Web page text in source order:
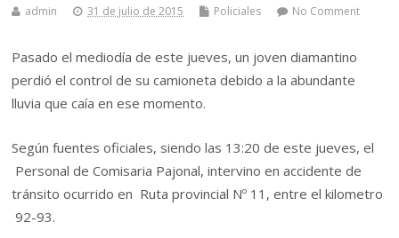
admin 31 de julio de 2015 Policiales No Comment
Pasado el mediodía de este jueves, un joven diamantino
perdió el control de su camioneta debido a la abundante
lluvia que caía en ese momento.
Según fuentes oficiales, siendo las 13:20 de este jueves, el
Personal de Comisaria Pajonal, intervino en accidente de
tránsito ocurrido en Ruta provincial Nº 11, entre el kilometro
92-93.